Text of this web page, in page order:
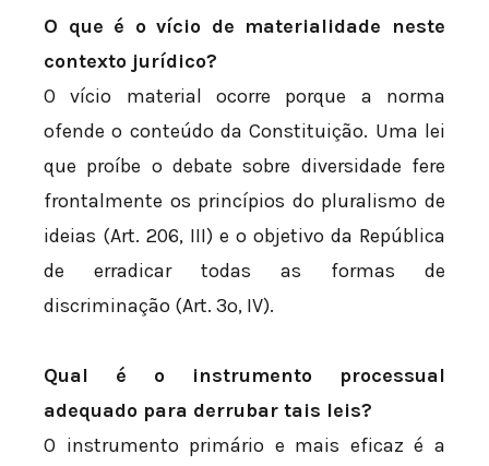
O que é o vício de materialidade neste
contexto jurídico?
O vício material ocorre porque a norma
ofende o conteúdo da Constituição. Uma lei
que proíbe o debate sobre diversidade fere
frontalmente os princípios do pluralismo de
ideias (Art. 206, III) e o objetivo da República
de erradicar todas as formas de
discriminação (Art. 3º, IV).
Qual é o instrumento processual
adequado para derrubar tais leis?
O instrumento primário e mais eficaz é a